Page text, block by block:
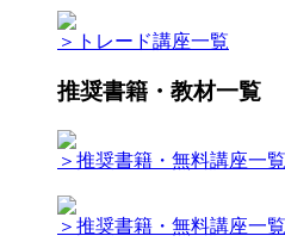
＞トレード講座一覧
推奨書籍・教材一覧
＞推奨書籍・無料講座一覧
＞推奨書籍・無料講座一覧